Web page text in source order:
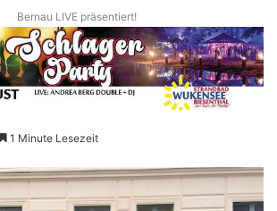
Bernau LIVE präsentiert!
1 Minute Lesezeit